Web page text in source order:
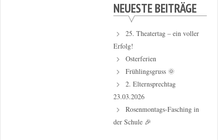
NEUESTE BEITRÄGE
25. Theatertag – ein voller
Erfolg!
Osterferien
Frühlingsgruss 🌞
2. Elternsprechtag
23.03.2026
Rosenmontags-Fasching in
der Schule 🎉